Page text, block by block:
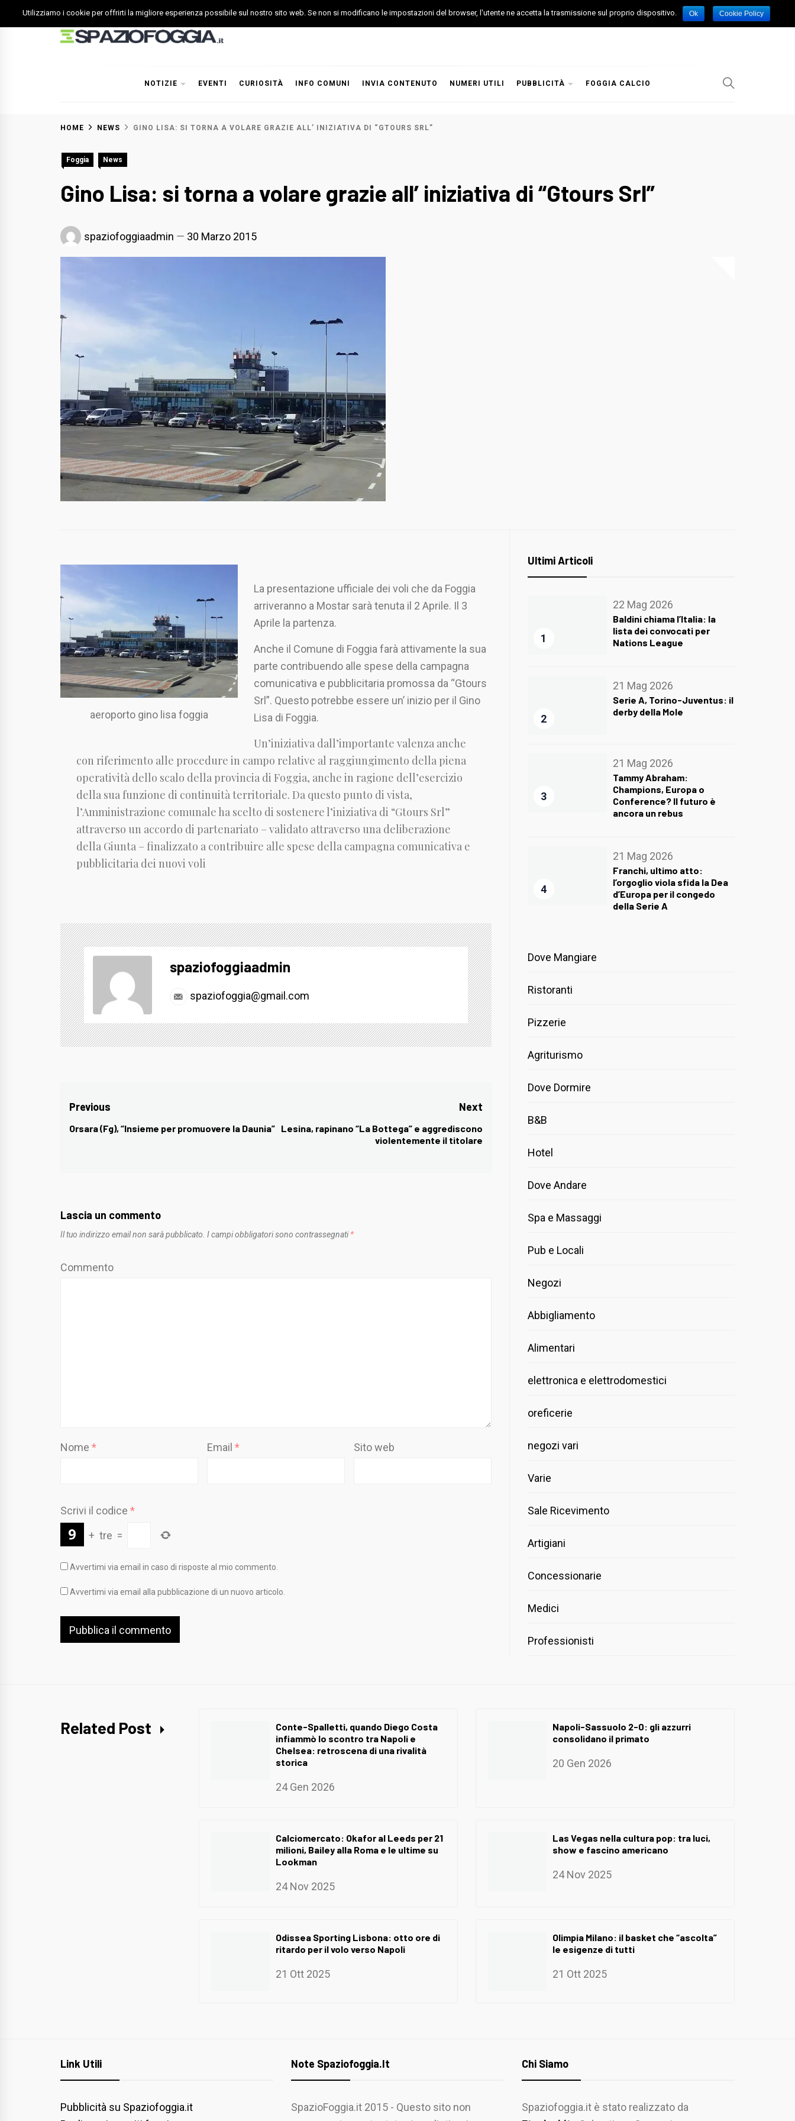
to
NOTIZIE EVENTI CURIOSITÀ INFO COMUNI INVIA CONTENUTO NUMERI UTILI PUBBLICITÀ FOGGIA CALCIO
HOME NEWS GINO LISA: SI TORNA A VOLARE GRAZIE ALL’ INIZIATIVA DI “GTOURS SRL”
Foggia News
Gino Lisa: si torna a volare grazie all’ iniziativa di “Gtours Srl”
spaziofoggiaadmin 30 Marzo 2015
aeroporto gino lisa foggia
La presentazione ufficiale dei voli che da Foggia
arriveranno a Mostar sarà tenuta il 2 Aprile. Il 3
Aprile la partenza.
Anche il Comune di Foggia farà attivamente la sua
parte contribuendo alle spese della campagna
comunicativa e pubblicitaria promossa da “Gtours
Srl”. Questo potrebbe essere un’ inizio per il Gino
Lisa di Foggia.
Un’iniziativa dall’importante valenza anche
con riferimento alle procedure in campo relative al raggiungimento della piena
operatività dello scalo della provincia di Foggia, anche in ragione dell’esercizio
della sua funzione di continuità territoriale. Da questo punto di vista,
l’Amministrazione comunale ha scelto di sostenere l’iniziativa di “Gtours Srl”
attraverso un accordo di partenariato – validato attraverso una deliberazione
della Giunta – finalizzato a contribuire alle spese della campagna comunicativa e
pubblicitaria dei nuovi voli
spaziofoggiaadmin
spaziofoggia@gmail.com
Navigazione
articoli
Previous
Previous
Orsara (Fg), “Insieme per promuovere la Daunia”
Next
Next
Lesina, rapinano “La Bottega” e aggrediscono
violentemente il titolare
Lascia un commento
Il tuo indirizzo email non sarà pubblicato. I campi obbligatori sono contrassegnati *
Commento
Nome * Email * Sito web
Scrivi il codice *
+ tre =
Avvertimi via email in caso di risposte al mio commento.
Avvertimi via email alla pubblicazione di un nuovo articolo.
Ultimi Articoli
1
22 Mag 2026
Baldini chiama l’Italia: la
lista dei convocati per
Nations League
2
21 Mag 2026
Serie A, Torino-Juventus: il
derby della Mole
3
21 Mag 2026
Tammy Abraham:
Champions, Europa o
Conference? Il futuro è
ancora un rebus
4
21 Mag 2026
Franchi, ultimo atto:
l’orgoglio viola sfida la Dea
d’Europa per il congedo
della Serie A
Dove Mangiare
Ristoranti
Pizzerie
Agriturismo
Dove Dormire
B&B
Hotel
Dove Andare
Spa e Massaggi
Pub e Locali
Negozi
Abbigliamento
Alimentari
elettronica e elettrodomestici
oreficerie
negozi vari
Varie
Sale Ricevimento
Artigiani
Concessionarie
Medici
Professionisti
Related Post
Conte-Spalletti, quando Diego Costa
infiammò lo scontro tra Napoli e
Chelsea: retroscena di una rivalità
storica
24 Gen 2026
Napoli-Sassuolo 2-0: gli azzurri
consolidano il primato
20 Gen 2026
Calciomercato: Okafor al Leeds per 21
milioni, Bailey alla Roma e le ultime su
Lookman
24 Nov 2025
Las Vegas nella cultura pop: tra luci,
show e fascino americano
24 Nov 2025
Odissea Sporting Lisbona: otto ore di
ritardo per il volo verso Napoli
21 Ott 2025
Olimpia Milano: il basket che “ascolta”
le esigenze di tutti
21 Ott 2025
Link Utili
Pubblicità su Spaziofoggia.it
Note Spaziofoggia.it
SpazioFoggia.it 2015 - Questo sito non
Chi Siamo
Spaziofoggia.it è stato realizzato da
Utilizziamo i cookie per offrirti la migliore esperienza possibile sul nostro sito web. Se non si modificano le impostazioni del browser, l'utente ne accetta la trasmissione sul proprio dispositivo. Ok Cookie Policy